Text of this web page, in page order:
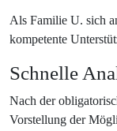
Als Familie U. sich
kompetente
Schnelle
Nach der
Vorstellung der